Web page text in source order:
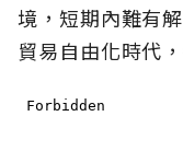
境，短期內難有
貿易自由化時代